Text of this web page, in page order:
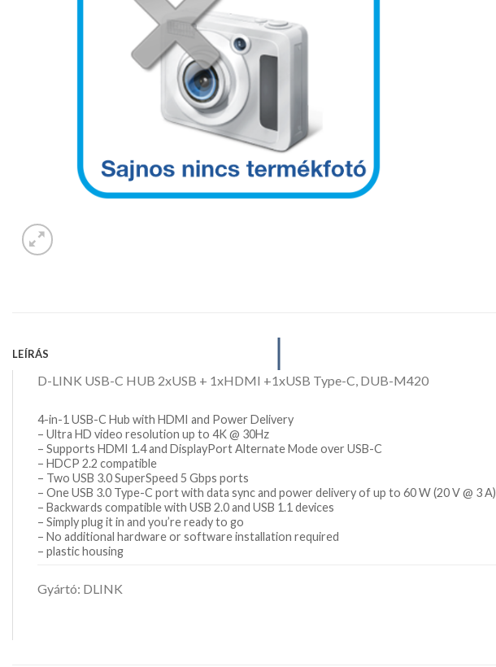
LEÍRÁS
D-LINK USB-C HUB 2xUSB + 1xHDMI +1xUSB Type-C, DUB-M420
4-in-1 USB-C Hub with HDMI and Power Delivery
– Ultra HD video resolution up to 4K @ 30Hz
– Supports HDMI 1.4 and DisplayPort Alternate Mode over USB-C
– HDCP 2.2 compatible
– Two USB 3.0 SuperSpeed 5 Gbps ports
– One USB 3.0 Type-C port with data sync and power delivery of up to 60 W (20 V @ 3 A)
– Backwards compatible with USB 2.0 and USB 1.1 devices
– Simply plug it in and you’re ready to go
– No additional hardware or software installation required
– plastic housing
Gyártó: DLINK